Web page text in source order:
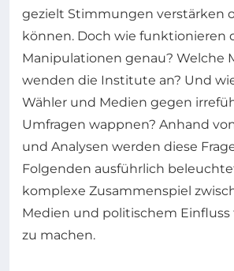
gezielt Stimmungen verstärken
können. Doch wie funktionieren
Manipulationen genau? Welche
wenden die Institute an? Und
Wähler und Medien gegen
Umfragen wappnen? Anhand
und Analysen werden diese
Folgenden ausführlich
komplexe Zusammenspiel
Medien und politischem
zu machen.